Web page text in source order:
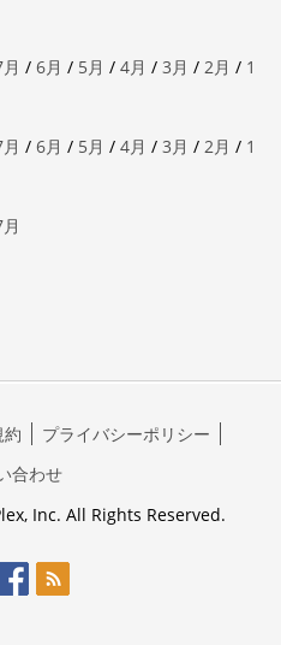
/ 6月 / 5月 / 4月 / 3月 / 2月 / 1
/ 6月 / 5月 / 4月 / 3月 / 2月 / 1
約
プライバシーポリシー
合わせ
Inc. All Rights Reserved.